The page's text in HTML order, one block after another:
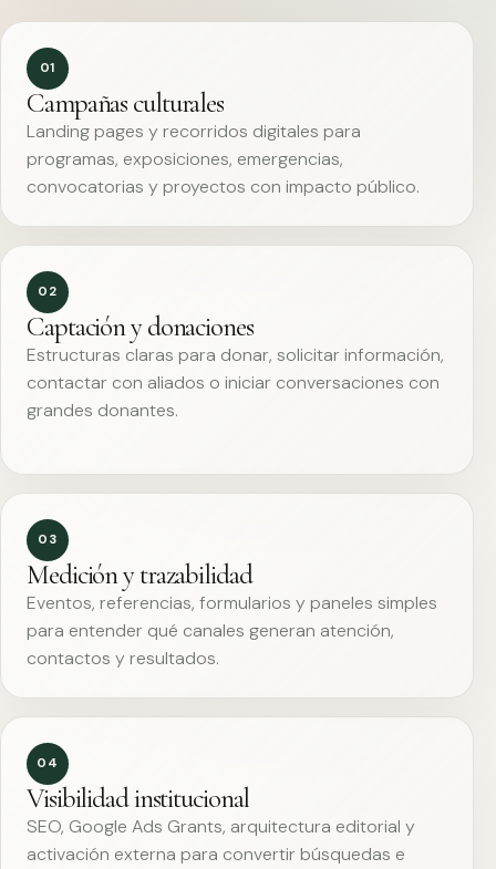
01
Campañas culturales
Landing pages y recorridos digitales para
programas, exposiciones, emergencias,
convocatorias y proyectos con impacto público.
02
Captación y donaciones
Estructuras claras para donar, solicitar información,
contactar con aliados o iniciar conversaciones con
grandes donantes.
03
Medición y trazabilidad
Eventos, referencias, formularios y paneles simples
para entender qué canales generan atención,
contactos y resultados.
04
Visibilidad institucional
SEO, Google Ads Grants, arquitectura editorial y
activación externa para convertir búsquedas e